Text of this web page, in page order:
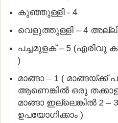
കുഞ്ഞുള്ളി - 4
വെളുത്തുള്ളി – 4 അല്ലി
പച്ചമുളക് – 5 (എരിവു
)
മാങ്ങാ – 1 (
ആണെങ്കില്‍ ഒരു
മാങ്ങാ ഇല്ലെങ്കില്‍ 2 –
ഉപയോഗിക്കാം )